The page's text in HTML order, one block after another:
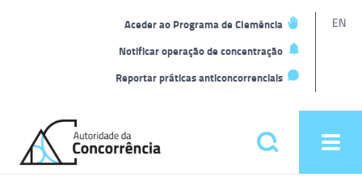
Aceder ao Programa de Clemência
Notificar operação de concentração
Reportar práticas anticoncorrenciais
EN
home
Pesquisar